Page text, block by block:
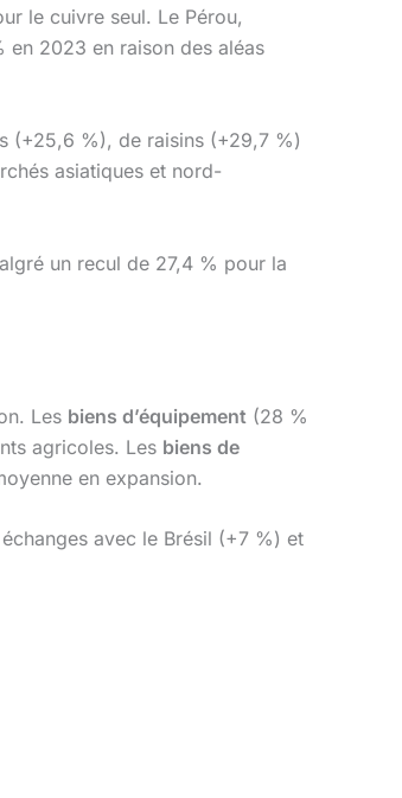
le cuivre seul. Le Pérou,
en 2023 en raison des aléas
(+25,6 %), de raisins (+29,7 %)
asiatiques et nord-
un recul de 27,4 % pour la
Les biens d’équipement (28 %
agricoles. Les biens de
en expansion.
avec le Brésil (+7 %) et